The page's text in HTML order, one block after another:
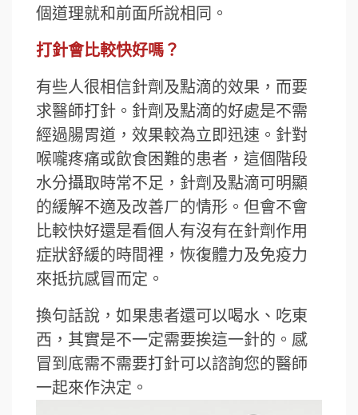
個道理就和前面所說相同。
打針會比較快好嗎？
有些人很相信針劑及點滴的效果，而要
求醫師打針。針劑及點滴的好處是不需
經過腸胃道，效果較為立即迅速。針對
喉嚨疼痛或飲食困難的患者，這個階段
水分攝取時常不足，針劑及點滴可明顯
的緩解不適及改善ㄏ的情形。但會不會
比較快好還是看個人有沒有在針劑作用
症狀舒緩的時間裡，恢復體力及免疫力
來抵抗感冒而定。
換句話說，如果患者還可以喝水、吃東
西，其實是不一定需要挨這一針的。感
冒到底需不需要打針可以諮詢您的醫師
一起來作決定。